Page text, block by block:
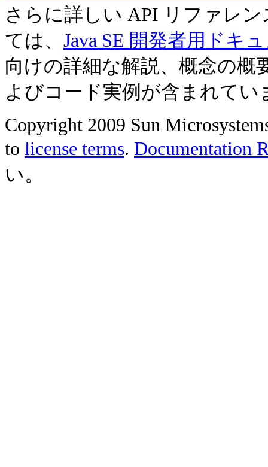
さらに詳しい API リファレ
ては、 Java SE 開発者用ドキ
向けの詳細な解説、概念の概
よびコード実例が含まれてい
Copyright 2009 Sun
to license terms. Documentation
い。